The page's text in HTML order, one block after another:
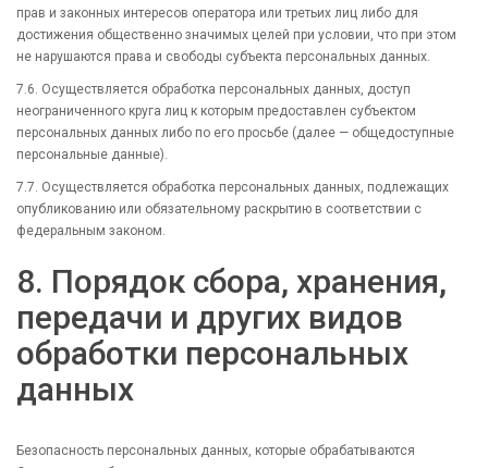
прав и законных интересов оператора или третьих лиц либо для
достижения общественно значимых целей при условии, что при этом
не нарушаются права и свободы субъекта персональных данных.
7.6. Осуществляется обработка персональных данных, доступ
неограниченного круга лиц к которым предоставлен субъектом
персональных данных либо по его просьбе (далее — общедоступные
персональные данные).
7.7. Осуществляется обработка персональных данных, подлежащих
опубликованию или обязательному раскрытию в соответствии с
федеральным законом.
8. Порядок сбора, хранения,
передачи и других видов
обработки персональных
данных
Безопасность персональных данных, которые обрабатываются